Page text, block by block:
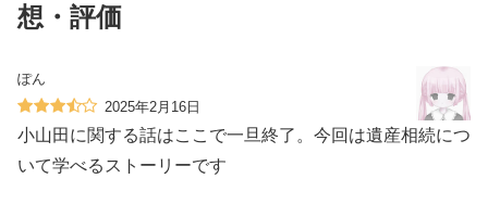
想・評価
ぽん
2025年2月16日
小山田に関する話はここで一旦終了。今回は遺産相続につ
いて学べるストーリーです